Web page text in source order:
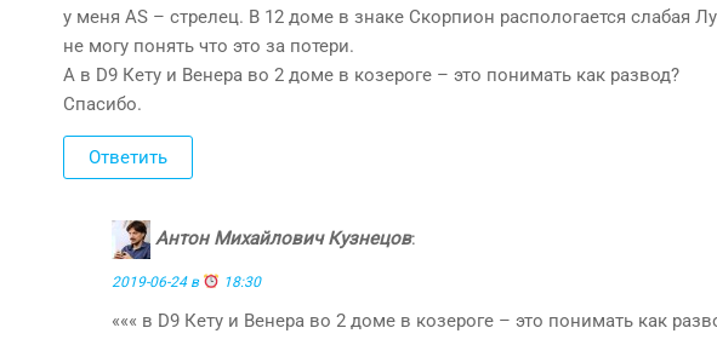
у меня АS – стрелец. В 12 доме в знаке Скорпион распологается слабая
не могу понять что это за потери.
А в D9 Кету и Венера во 2 доме в козероге – это понимать как развод?
Спасибо.
Ответить
Антон Михайлович Кузнецов:
2019-06-24 в 18:30
««« в D9 Кету и Венера во 2 доме в козероге – это понимать как